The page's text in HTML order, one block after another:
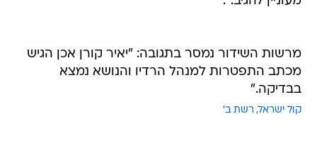
מרשות השידור נמסר בתגובה: "יאיר קורן אכן הגיש
מכתב התפטרות למנהל הרדיו והנושא נמצא
בבדיקה."
קול ישראל רשת ב'